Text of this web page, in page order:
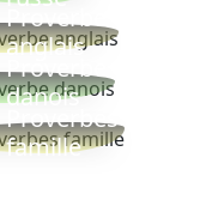
Proverbe
anglais
Proverbe
danois
Proverbes
famille